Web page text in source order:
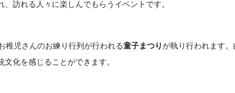
訪れる人々に楽しんでもらうイベントです。
稚児さんのお練り行列が行われる童子まつりが執り行われます
化を感じることができます。